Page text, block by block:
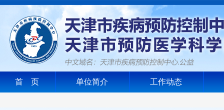
首 页 单位简介 工作动态